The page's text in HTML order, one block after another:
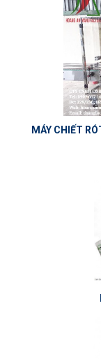
MÁY CHIẾT